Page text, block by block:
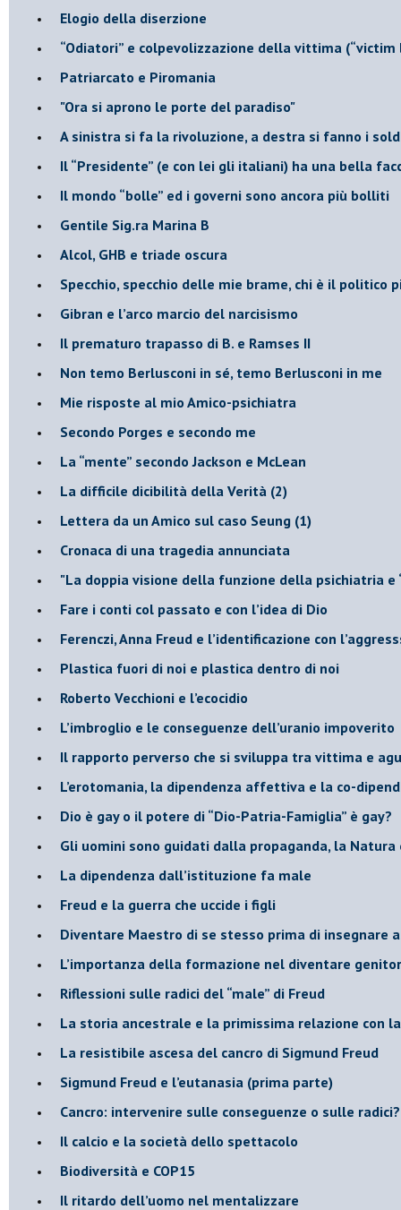
Elogio della diserzione
“Odiatori” e colpevolizzazione della vittima (“victim
​Patriarcato e Piromania
"Ora si aprono le porte del paradiso"
​A sinistra si fa la rivoluzione, a destra si fanno i
​Il “Presidente” (e con lei gli italiani) ha una bella
​Il mondo “bolle” ed i governi sono ancora più bolliti
​Gentile Sig.ra Marina B
​Alcol, GHB e triade oscura
​Specchio, specchio delle mie brame, chi è il politico
​Gibran e l’arco marcio del narcisismo
​Il prematuro trapasso di B. e Ramses II
​Non temo Berlusconi in sé, temo Berlusconi in me
​Mie risposte al mio Amico-psichiatra
​Secondo Porges e secondo me
​La “mente” secondo Jackson e McLean
La difficile dicibilità della Verità (2)
​Lettera da un Amico sul caso Seung (1)
​Cronaca di una tragedia annunciata
"​La doppia visione della funzione della psichiatria e
​Fare i conti col passato e con l’idea di Dio
​Ferenczi, Anna Freud e l’identificazione con
Plastica fuori di noi e plastica dentro di noi
​Roberto Vecchioni e l’ecocidio
​L’imbroglio e le conseguenze dell’uranio impoverito
​Il rapporto perverso che si sviluppa tra vittima e
L’erotomania, la dipendenza affettiva e la co-
​Dio è gay o il potere di “Dio-Patria-Famiglia” è gay?
​Gli uomini sono guidati dalla propaganda, la
La dipendenza dall’istituzione fa male
​Freud e la guerra che uccide i figli
​Diventare Maestro di se stesso prima di insegnare
L’importanza della formazione nel diventare
Riflessioni sulle radici del “male” di Freud
​La storia ancestrale e la primissima relazione con
​La resistibile ascesa del cancro di Sigmund Freud
Sigmund Freud e l’eutanasia (prima parte)
Cancro: intervenire sulle conseguenze o sulle radici?
​Il calcio e la società dello spettacolo
Biodiversità e COP15
​Il ritardo dell’uomo nel mentalizzare